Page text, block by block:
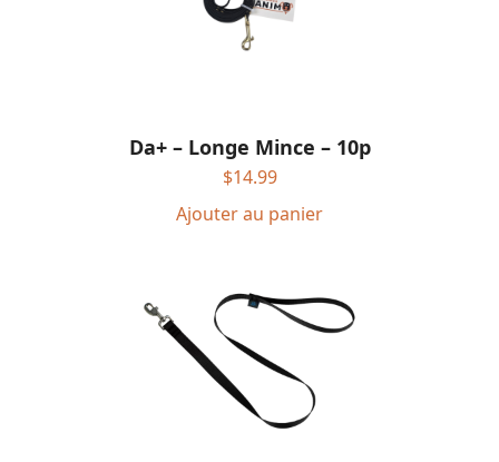
Da+ – Longe Mince – 10p
$14.99
Ajouter au panier